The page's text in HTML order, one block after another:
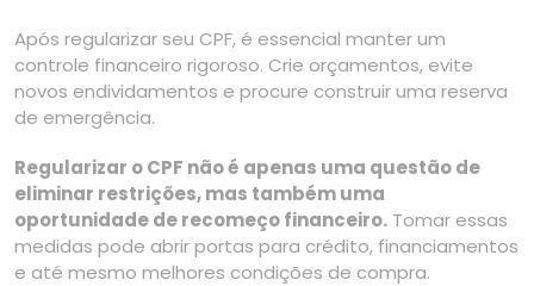
Após regularizar seu CPF, é essencial manter um
controle financeiro rigoroso. Crie orçamentos, evite
novos endividamentos e procure construir uma reserva
de emergência.
Regularizar o CPF não é apenas uma questão de
eliminar restrições, mas também uma
oportunidade de recomeço financeiro. Tomar essas
medidas pode abrir portas para crédito, financiamentos
e até mesmo melhores condições de compra.